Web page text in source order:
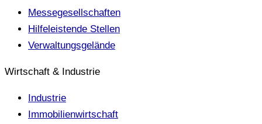
Messegesellschaften
Hilfeleistende Stellen
Verwaltungsgelände
Wirtschaft & Industrie
Industrie
Immobilienwirtschaft